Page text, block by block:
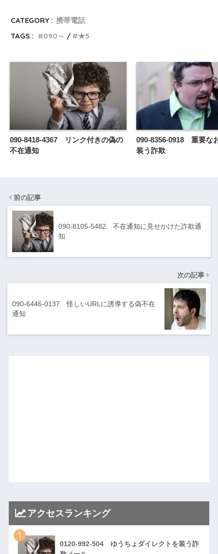
CATEGORY : 携帯電話
TAGS :
090～ ★5
090-8418-4367 リンク付きの偽の
不在通知
090-8356-0918 重要な
装う詐欺
前の記事
090-8105-5482 不在通知に見せかけた詐欺通
知
次の記事
090-6446-0137 怪しいURLに誘導する偽不在
通知
アクセスランキング
1
0120-992-504 ゆうちょダイレクトを装う詐